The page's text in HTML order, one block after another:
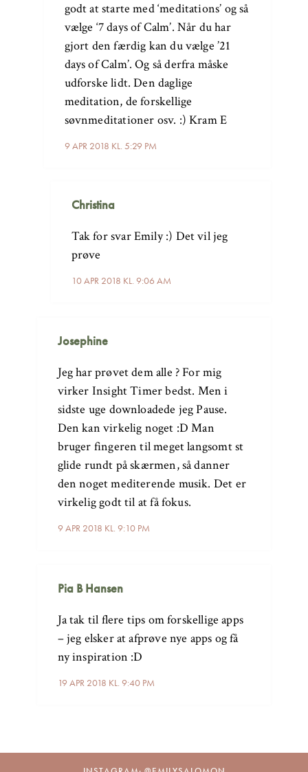
9 APR 2018 KL. 5:29 PM
godt at starte med ‘meditations’ og så
vælge ‘7 days of Calm’. Når du har
gjort den færdig kan du vælge ’21
days of Calm’. Og så derfra måske
udforske lidt. Den daglige
meditation, de forskellige
søvnmeditationer osv. :) Kram E
Christina
10 APR 2018 KL. 9:06 AM
Tak for svar Emily :) Det vil jeg
prøve
Josephine
9 APR 2018 KL. 9:10 PM
Jeg har prøvet dem alle ? For mig
virker Insight Timer bedst. Men i
sidste uge downloadede jeg Pause.
Den kan virkelig noget :D Man
bruger fingeren til meget langsomt st
glide rundt på skærmen, så danner
den noget mediterende musik. Det er
virkelig godt til at få fokus.
Pia B Hansen
19 APR 2018 KL. 9:40 PM
Ja tak til flere tips om forskellige apps
– jeg elsker at afprøve nye apps og få
ny inspiration :D